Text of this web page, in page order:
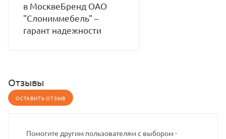
в МосквеБренд ОАО
"Слониммебель" –
гарант надежности
Отзывы
ОСТАВИТЬ ОТЗЫВ
Помогите другим пользователям с выбором -